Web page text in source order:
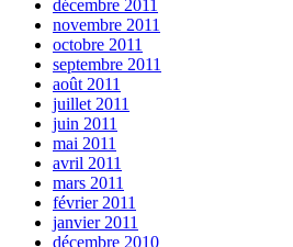
décembre 2011
novembre 2011
octobre 2011
septembre 2011
août 2011
juillet 2011
juin 2011
mai 2011
avril 2011
mars 2011
février 2011
janvier 2011
décembre 2010